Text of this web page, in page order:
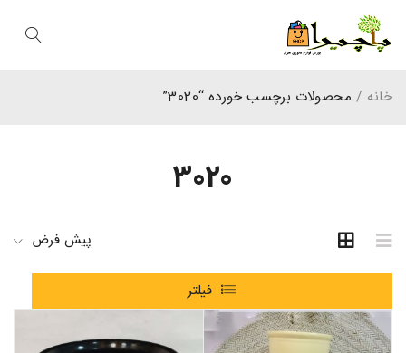
3020
خانه / محصولات برچسب خورده “3020”
پیش فرض
فیلتر